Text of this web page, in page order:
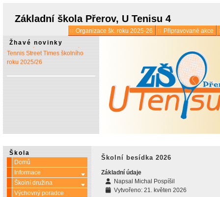
Základní škola Přerov, U Tenisu 4
Organizace šk. roku 2025-26
Připravované akce
Žhavé novinky
prázdninách
* 13. 5.:Vyšlo 6. číslo časopisu
Tennis Street Times školního
roku 2025/26
Škola
Domů
Informace
Více o: Informace
Školní družina Více o: Školní družina
Výchovný poradce
Školní besídka 2026
Základní údaje
Napsal Michal Pospíšil
Vytvořeno: 21. květen 2026